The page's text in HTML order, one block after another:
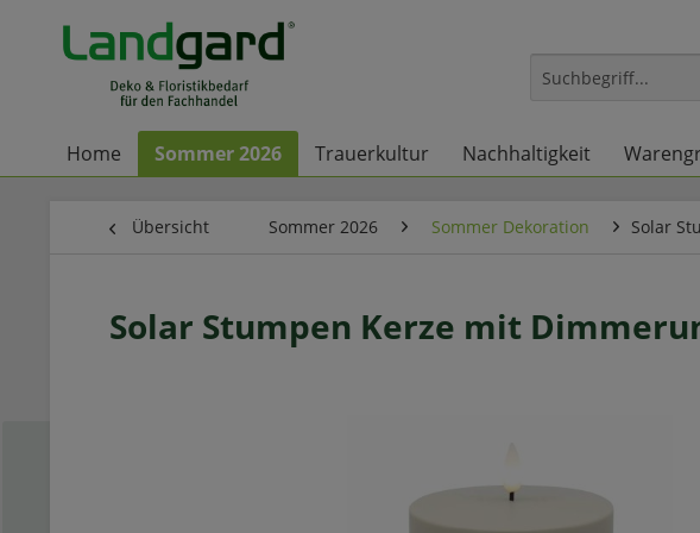
Home Sommer 2026 Trauerkultur Nachhaltigkeit
Übersicht Sommer 2026 Sommer Dekoration Solar
Solar Stumpen Kerze mit